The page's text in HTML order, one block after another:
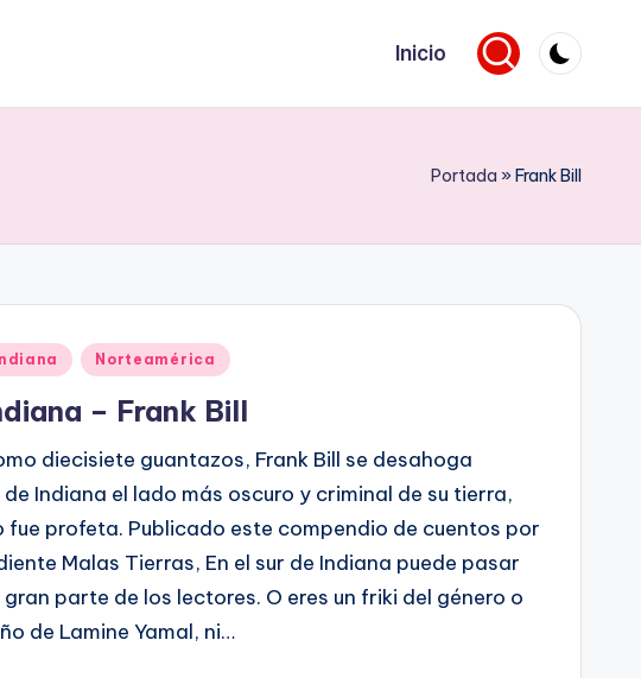
Inicio
Portada »Frank Bill
Indiana Norteamérica
– Frank Bill
diecisiete guantazos, Frank Bill se desahoga
Indiana el lado más oscuro y criminal de su tierra,
fue profeta. Publicado este compendio de cuentos por
Malas Tierras, En el sur de Indiana puede pasar
parte de los lectores. O eres un friki del género o
de Lamine Yamal, ni…